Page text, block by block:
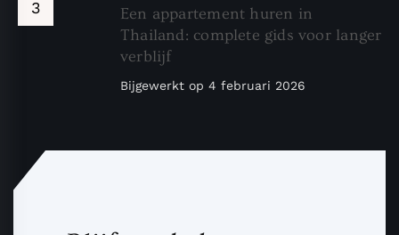
Een appartement huren in
Thailand: complete gids voor langer
verblijf
Bijgewerkt op 4 februari 2026